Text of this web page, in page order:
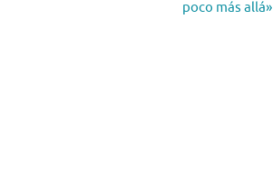
poco más allá»